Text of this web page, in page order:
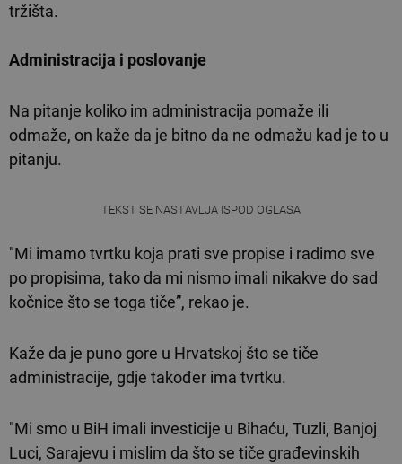
tržišta.
Administracija i poslovanje
Na pitanje koliko im administracija pomaže ili
odmaže, on kaže da je bitno da ne odmažu kad je to u
pitanju.
TEKST SE NASTAVLJA ISPOD OGLASA
"Mi imamo tvrtku koja prati sve propise i radimo sve
po propisima, tako da mi nismo imali nikakve do sad
kočnice što se toga tiče”, rekao je.
Kaže da je puno gore u Hrvatskoj što se tiče
administracije, gdje također ima tvrtku.
"Mi smo u BiH imali investicije u Bihaću, Tuzli, Banjoj
Luci, Sarajevu i mislim da što se tiče građevinskih